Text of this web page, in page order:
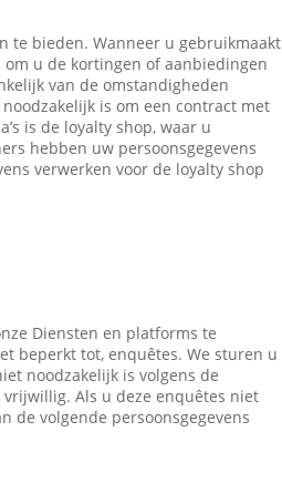
te bieden. Wanneer u gebruikmaakt
om u de kortingen of aanbiedingen
van de omstandigheden
is om een contract met
is de loyalty shop, waar u
hebben uw persoonsgegevens
verwerken voor de loyalty shop
Diensten en platforms te
beperkt tot, enquêtes. We sturen u
noodzakelijk is volgens de
Als u deze enquêtes niet
de volgende persoonsgegevens